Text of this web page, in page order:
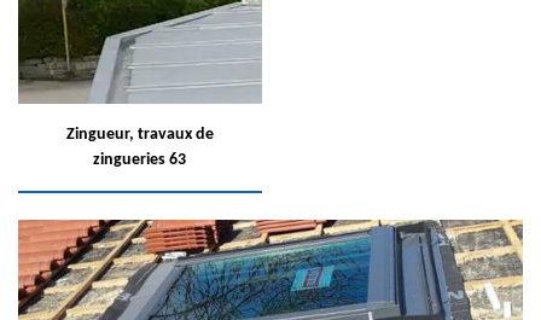
Zingueur, travaux de
zingueries 63